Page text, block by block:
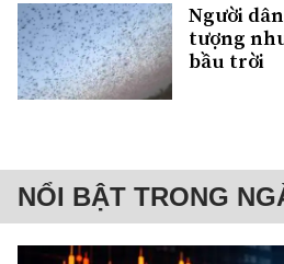
Người
tượng
bầu trời
NỔI BẬT TRONG